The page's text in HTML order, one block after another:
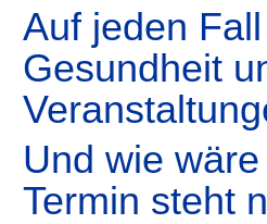
Auf jeden
Gesundheit
Und wie
Termin steht